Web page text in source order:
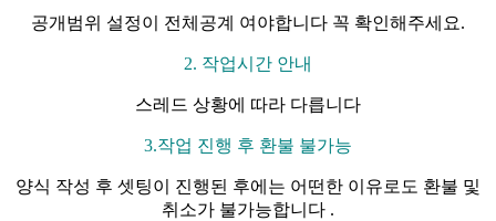
공개범위 설정이 전체공계 여야합니다 꼭 확인해주세요.
2. 작업시간 안내
스레드 상황에 따라 다릅니다
3.작업 진행 후 환불 불가능
양식 작성 후 셋팅이 진행된 후에는 어떤한 이유로도 환불 및
취소가 불가능합니다 .